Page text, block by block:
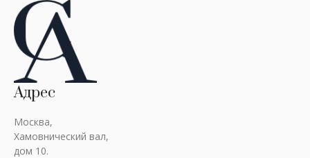
Адрес
Москва,
Хамовнический вал,
дом 10.